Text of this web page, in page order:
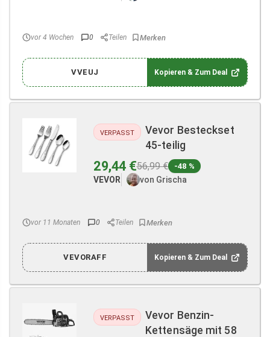
vor 4 Wochen 0 Teilen
VVEUJ Kopieren & Zum Deal
VERPASST
Vevor Besteckset
45-teilig
29,44 €56,99 € -48 %
VEVOR von Grischa
vor 11 Monaten 0 Teilen
VEVORAFF Kopieren & Zum Deal
VERPASST
Vevor Benzin-
Kettensäge mit 58